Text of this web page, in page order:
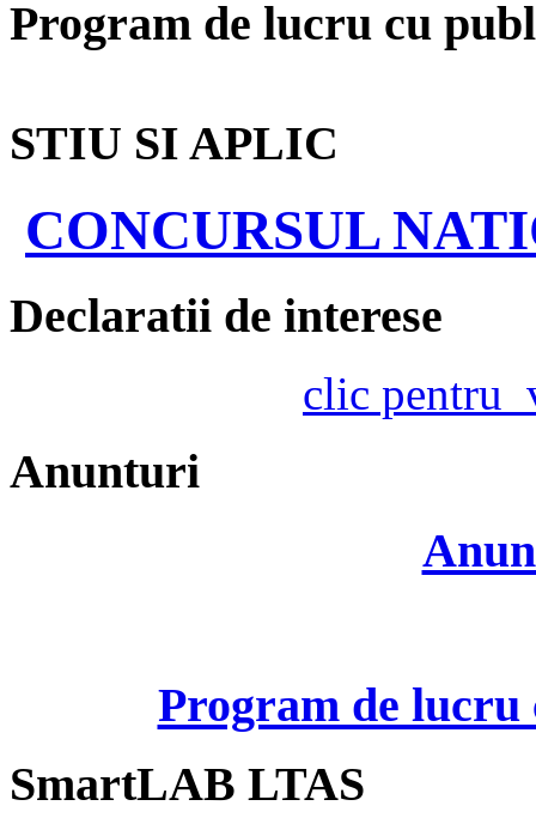
Program de lucru cu
STIU SI APLIC
CONCURSUL
Declaratii de interese
clic pentru
Anunturi
Program de
SmartLAB LTAS